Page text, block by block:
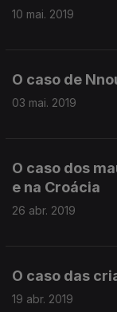
10 mai. 2019
O caso de
03 mai. 2019
O caso dos
e na Croácia
26 abr. 2019
O caso das
19 abr. 2019